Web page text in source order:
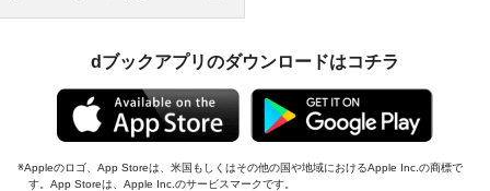
dブックアプリのダウンロードはコチラ
Appleのロゴ、App Storeは、米国もしくはその他の国や地域におけるApple Inc.の商標で
す。App Storeは、Apple Inc.のサービスマークです。